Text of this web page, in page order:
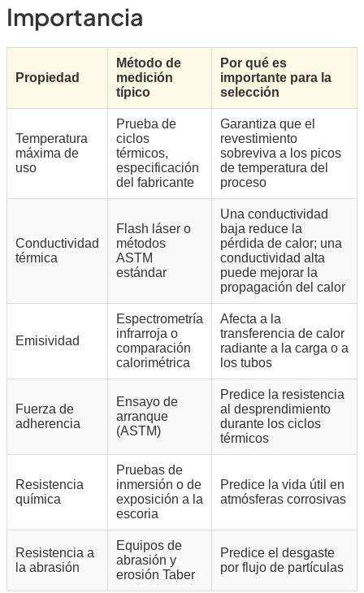
Importancia
Propiedad
Método de
medición
típico
Por qué es
importante para la
selección
Temperatura
máxima de
uso
Prueba de
ciclos
térmicos,
especificación
del fabricante
Garantiza que el
revestimiento
sobreviva a los picos
de temperatura del
proceso
Conductividad
térmica
Flash láser o
métodos
ASTM
estándar
Una conductividad
baja reduce la
pérdida de calor; una
conductividad alta
puede mejorar la
propagación del calor
Emisividad
Espectrometría
infrarroja o
comparación
calorimétrica
Afecta a la
transferencia de calor
radiante a la carga o a
los tubos
Fuerza de
adherencia
Ensayo de
arranque
(ASTM)
Predice la resistencia
al desprendimiento
durante los ciclos
térmicos
Resistencia
química
Pruebas de
inmersión o de
exposición a la
escoria
Predice la vida útil en
atmósferas corrosivas
Resistencia a
la abrasión
Equipos de
abrasión y
erosión Taber
Predice el desgaste
por flujo de partículas